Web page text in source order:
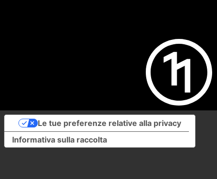
Informativa sulla raccolta
Le tue preferenze relative alla privacy